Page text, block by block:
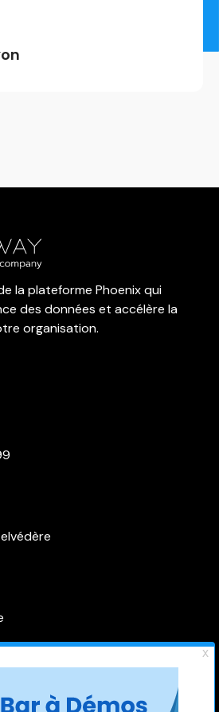
la plateforme Phoenix qui
des données et accélère la
organisation.